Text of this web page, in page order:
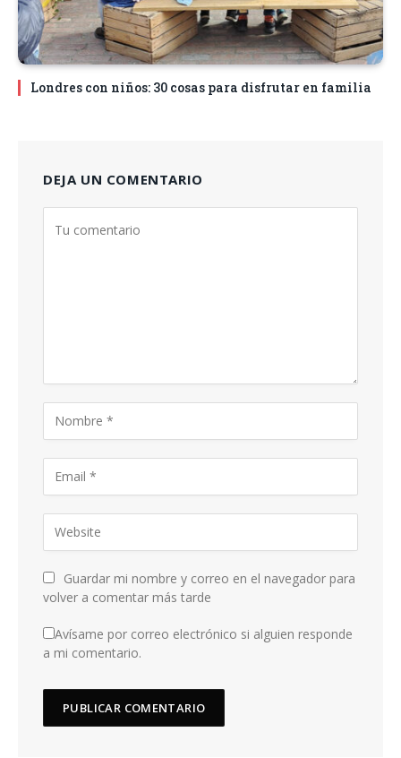
Londres con niños: 30 cosas para disfrutar en familia
DEJA UN COMENTARIO
Guardar mi nombre y correo en el navegador para
volver a comentar más tarde
Avísame por correo electrónico si alguien responde
a mi comentario.